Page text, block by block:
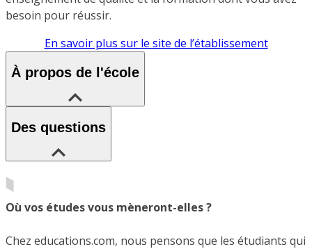
besoin pour réussir.
En savoir plus sur le site de l’établissement
À propos de l'école
Des questions
Où vos études vous mèneront-elles ?
Chez educations.com, nous pensons que les étudiants qui